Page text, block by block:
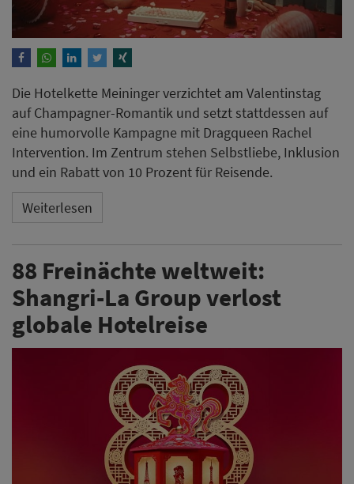
Die Hotelkette Meininger verzichtet am Valentinstag
auf Champagner-Romantik und setzt stattdessen auf
eine humorvolle Kampagne mit Dragqueen Rachel
Intervention. Im Zentrum stehen Selbstliebe, Inklusion
und ein Rabatt von 10 Prozent für Reisende.
Weiterlesen
88 Freinächte weltweit:
Shangri-La Group verlost
globale Hotelreise